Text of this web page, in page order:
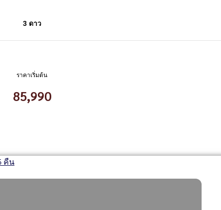
3 ดาว
ราคาเริ่มต้น
85,990